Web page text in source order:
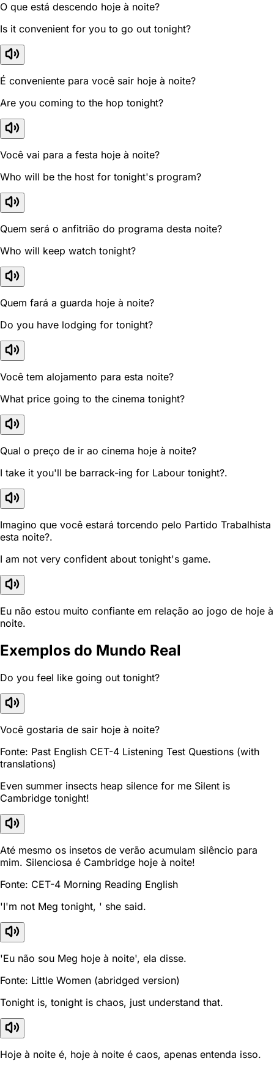
O que está descendo hoje à noite?
Is it convenient for you to go out tonight?
É conveniente para você sair hoje à noite?
Are you coming to the hop tonight?
Você vai para a festa hoje à noite?
Who will be the host for tonight's program?
Quem será o anfitrião do programa desta noite?
Who will keep watch tonight?
Quem fará a guarda hoje à noite?
Do you have lodging for tonight?
Você tem alojamento para esta noite?
What price going to the cinema tonight?
Qual o preço de ir ao cinema hoje à noite?
I take it you'll be barrack-ing for Labour tonight?.
Imagino que você estará torcendo pelo Partido Trabalhista
esta noite?.
I am not very confident about tonight's game.
Eu não estou muito confiante em relação ao jogo de hoje à
noite.
Exemplos do Mundo Real
Do you feel like going out tonight?
Você gostaria de sair hoje à noite?
Fonte: Past English CET-4 Listening Test Questions (with
translations)
Even summer insects heap silence for me Silent is
Cambridge tonight!
Até mesmo os insetos de verão acumulam silêncio para
mim. Silenciosa é Cambridge hoje à noite!
Fonte: CET-4 Morning Reading English
'I'm not Meg tonight, ' she said.
'Eu não sou Meg hoje à noite', ela disse.
Fonte: Little Women (abridged version)
Tonight is, tonight is chaos, just understand that.
Hoje à noite é, hoje à noite é caos, apenas entenda isso.